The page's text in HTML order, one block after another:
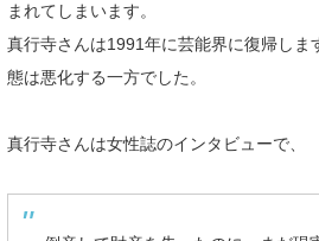
まれてしまいます。
真行寺さんは1991年に芸能界に復帰し
態は悪化する一方でした。
真行寺さんは女性誌のインタビューで、